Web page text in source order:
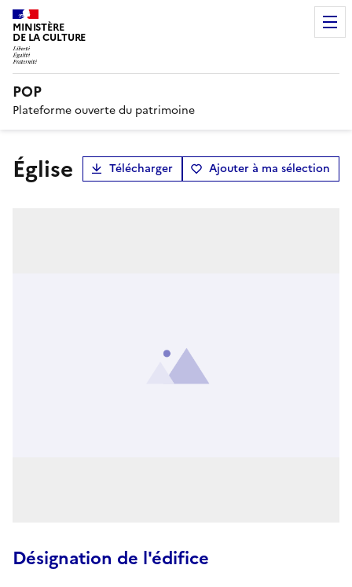
MINISTÈRE
DE LA CULTURE
POP
Plateforme ouverte du patrimoine
Église Télécharger Ajouter à ma sélection
Désignation de l'édifice